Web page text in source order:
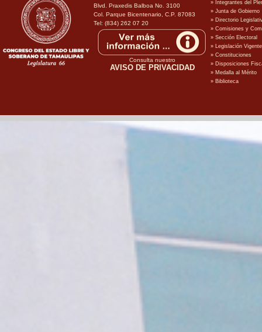
Blvd. Praxedis Balboa No. 3100
Col. Parque Bicentenario, C.P. 87083
Tel: (834) 262 07 20
Consulta nuestro
AVISO DE PRIVACIDAD